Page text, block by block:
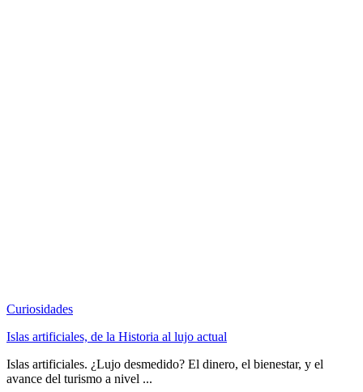
Curiosidades
Islas artificiales, de la Historia al lujo actual
Islas artificiales. ¿Lujo desmedido? El dinero, el bienestar, y el
avance del turismo a nivel ...